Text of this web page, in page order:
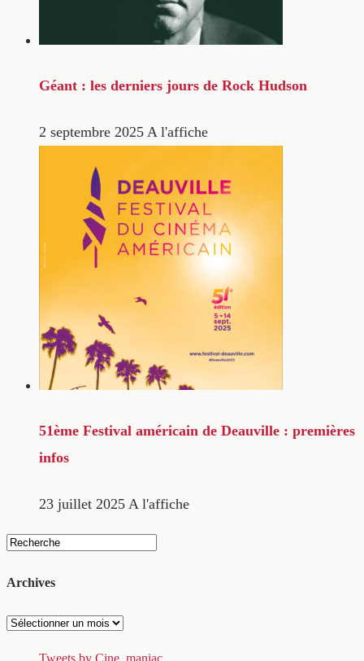
Géant : les derniers jours de Rock Hudson
2 septembre 2025 A l'affiche
51ème Festival américain de Deauville : premières
infos
23 juillet 2025 A l'affiche
Archives
Archives
Tweets by Cine_maniac